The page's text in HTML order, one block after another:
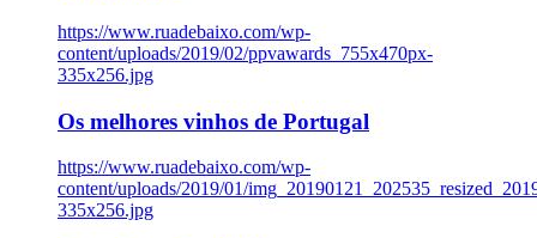
https://www.ruadebaixo.com/wp-
content/uploads/2019/02/ppvawards_755x470px-
335x256.jpg
Os melhores vinhos de Portugal
https://www.ruadebaixo.com/wp-
content/uploads/2019/01/
335x256.jpg